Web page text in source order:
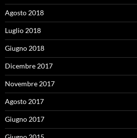
Agosto 2018
Luglio 2018
Giugno 2018
Dicembre 2017
Novembre 2017
Agosto 2017
Giugno 2017